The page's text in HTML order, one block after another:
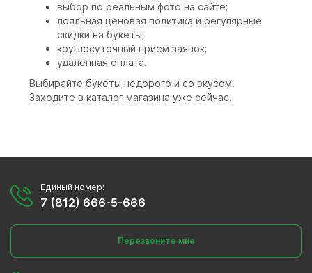
выбор по реальным фото на сайте;
лояльная ценовая политика и регулярные
скидки на букеты;
круглосуточный прием заявок;
удаленная оплата.
Выбирайте букеты недорого и со вкусом.
Заходите в каталог магазина уже сейчас.
Единый номер:
7 (812) 666-5-666
Перезвоните мне